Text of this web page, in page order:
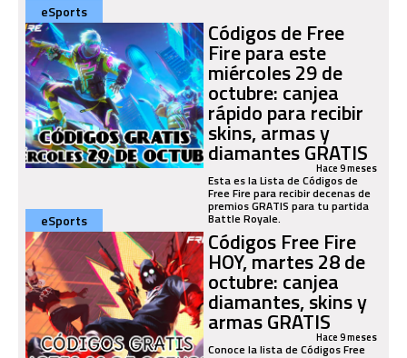
eSports
Códigos de Free
Fire para este
miércoles 29 de
octubre: canjea
rápido para recibir
skins, armas y
diamantes GRATIS
Hace 9 meses
Esta es la Lista de Códigos de
Free Fire para recibir decenas de
premios GRATIS para tu partida
Battle Royale.
eSports
Códigos Free Fire
HOY, martes 28 de
octubre: canjea
diamantes, skins y
armas GRATISHace 9 meses
Conoce la lista de Códigos Free